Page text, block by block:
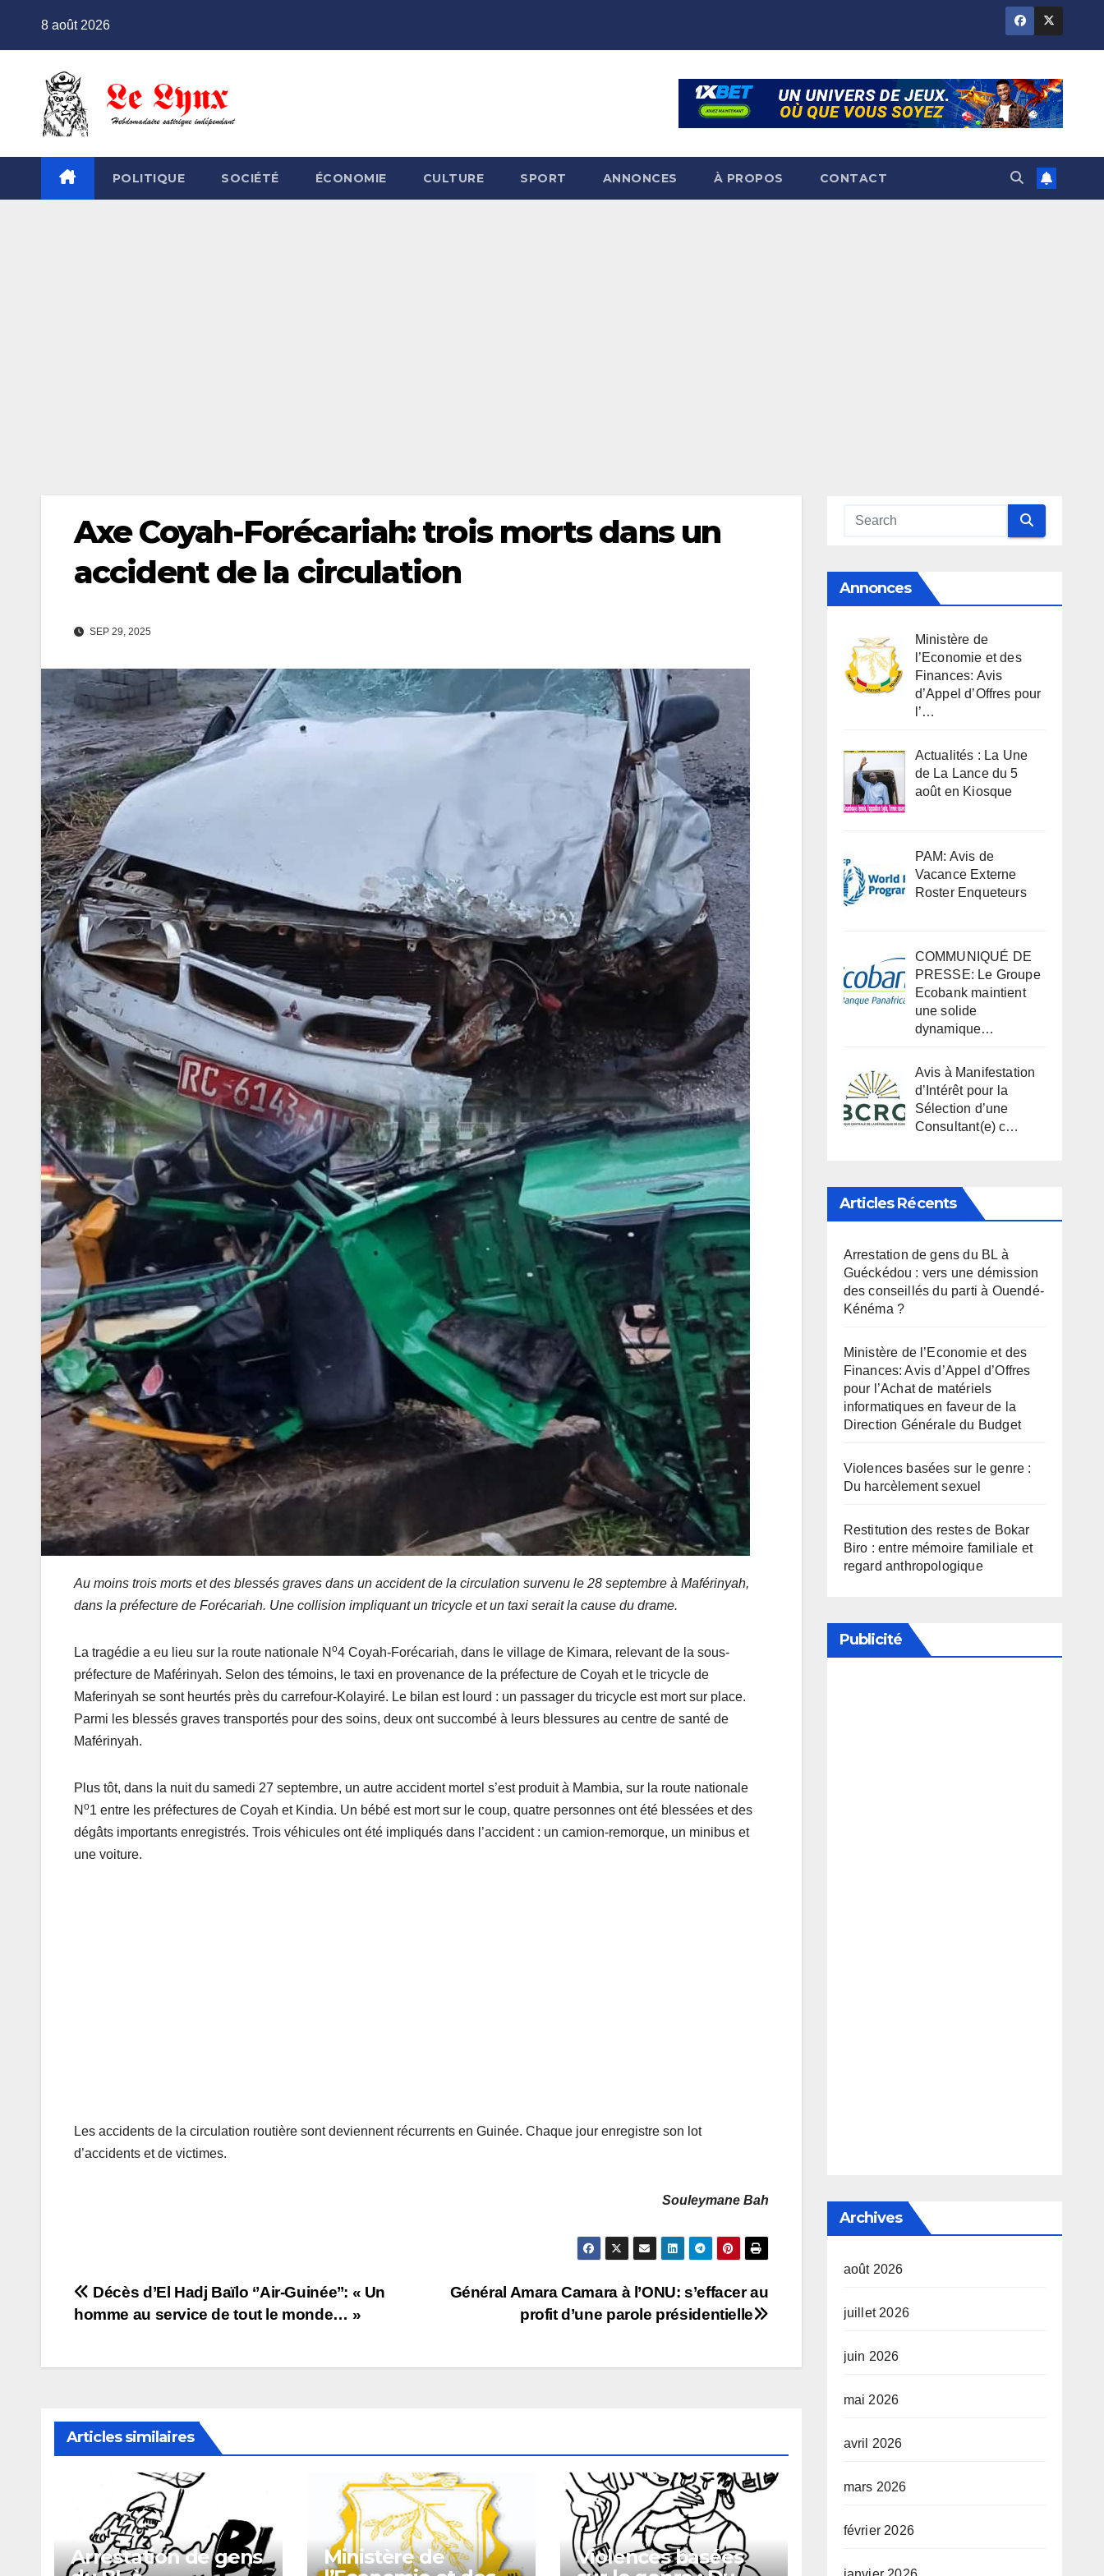
8 août 2026
POLITIQUE SOCIÉTÉ ÉCONOMIE CULTURE SPORT ANNONCES À PROPOS CONTACT
Axe Coyah-Forécariah: trois morts dans un
accident de la circulation
SEP 29, 2025
Au moins trois morts et des blessés graves dans un accident de la circulation survenu le 28 septembre à Maférinyah,
dans la préfecture de Forécariah. Une collision impliquant un tricycle et un taxi serait la cause du drame.
La tragédie a eu lieu sur la route nationale N o4 Coyah-Forécariah, dans le village de Kimara, relevant de la sous-
préfecture de Maférinyah. Selon des témoins, le taxi en provenance de la préfecture de Coyah et le tricycle de
Maferinyah se sont heurtés près du carrefour-Kolayiré. Le bilan est lourd : un passager du tricycle est mort sur place.
Parmi les blessés graves transportés pour des soins, deux ont succombé à leurs blessures au centre de santé de
Maférinyah.
Plus tôt, dans la nuit du samedi 27 septembre, un autre accident mortel s’est produit à Mambia, sur la route nationale
N o1 entre les préfectures de Coyah et Kindia. Un bébé est mort sur le coup, quatre personnes ont été blessées et des
dégâts importants enregistrés. Trois véhicules ont été impliqués dans l’accident : un camion-remorque, un minibus et
une voiture.
Les accidents de la circulation routière sont deviennent récurrents en Guinée. Chaque jour enregistre son lot
d’accidents et de victimes.
Souleymane Bah
Navigation
l’article
Général Amara Camara à l’ONU: s’effacer au
profit d’une parole présidentielle
Décès d’El Hadj Baïlo ‘’Air-Guinée’’: « Un
homme au service de tout le monde… »
Articles similaires
Arrestation de gens
Ministère de
Violences basées
Annonces
Ministère de
l’Economie et des
Finances: Avis
d’Appel d’Offres pour
l’…
Actualités : La Une
de La Lance du 5
août en Kiosque
PAM: Avis de
Vacance Externe
Roster Enqueteurs
COMMUNIQUÉ DE
PRESSE: Le Groupe
Ecobank maintient
une solide
dynamique…
Avis à Manifestation
d’Intérêt pour la
Sélection d’une
Consultant(e) c…
Articles Récents
Arrestation de gens du BL à
Guéckédou : vers une démission
des conseillés du parti à Ouendé-
Kénéma ?
Ministère de l’Economie et des
Finances: Avis d’Appel d’Offres
pour l’Achat de matériels
informatiques en faveur de la
Direction Générale du Budget
Violences basées sur le genre :
Du harcèlement sexuel
Restitution des restes de Bokar
Biro : entre mémoire familiale et
regard anthropologique
Publicité
Archives
août 2026
juillet 2026
juin 2026
mai 2026
avril 2026
mars 2026
février 2026